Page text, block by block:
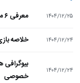
۱۴۰۴/۱۲/۲۵ معرفی ۶ مینی سریال ۲۰۲۵ که نباید از دست بدهید!
۱۴۰۴/۱۲/۲۴ خلاصه بازی لیورپول 1 –
۱۴۰۴/۱۲/۲۴
خصوصی